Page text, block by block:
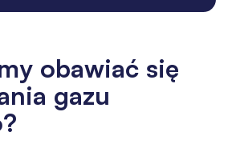
obawiać się
gazu